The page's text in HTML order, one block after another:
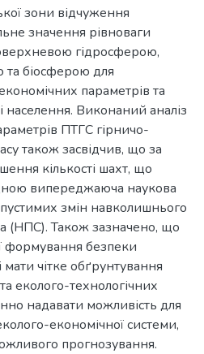
зони відчуження
значення рівноваги
гідросферою,
біосферою для
параметрів та
населення. Виконаний аналіз
ПТГС гірничо-
також засвідчив, що за
кількості шахт, що
випереджаюча наукова
змін навколишнього
(НПС). Також зазначено, що
формування безпеки
чітке обґрунтування
еколого-технологічних
надавати можливість для
економічної системи,
прогнозування.